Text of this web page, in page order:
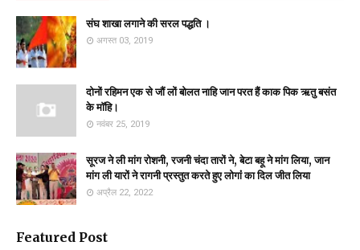
संघ शाखा लगाने की सरल पद्धति ।
अगस्त 03, 2019
दोनों रहिमन एक से जौं लों बोलत नाहि जान परत हैं काक पिक ऋतु बसंत
के माॅहि।
नवंबर 25, 2019
सूरज ने ली मांग रोशनी, रजनी चंदा तारों ने, बेटा बहू ने मांग लिया, जान
मांग ली यारों ने रागनी प्रस्तुत करते हुए लोगांं का दिल जीत लिया
अप्रैल 22, 2022
Featured Post